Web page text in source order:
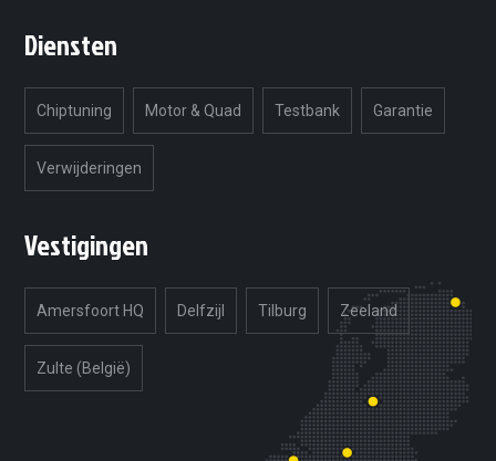
Diensten
Chiptuning Motor & Quad Testbank Garantie
Verwijderingen
Vestigingen
Amersfoort HQ Delfzijl Tilburg Zeeland
Zulte (België)